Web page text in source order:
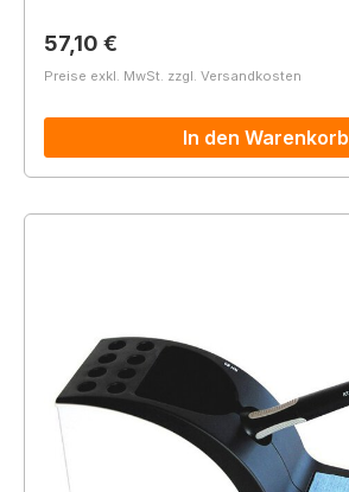
Regulärer Preis:
57,10 €
Preise exkl. MwSt. zzgl. Versandkosten
In den Warenkorb